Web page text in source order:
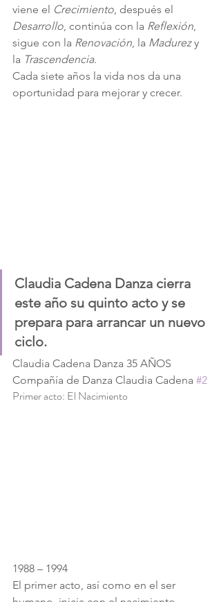
viene el Crecimiento , después el
Desarrollo , continúa con la Reflexión
sigue con la Renovación , la Madurez y
la Trascendencia.
Cada siete años la vida nos da una
oportunidad para mejorar y crecer.
Claudia Cadena Danza cierra
este año su quinto acto y se
prepara para arrancar un nuevo
ciclo.
Claudia Cadena Danza 35 AÑOS
Compañía de Danza Claudia Cadena #2
Primer acto: El Nacimiento
1988 – 1994
El primer acto, así como en el ser